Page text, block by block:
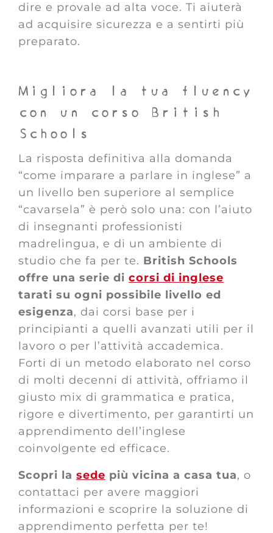
dire e provale ad alta voce. Ti aiuterà
ad acquisire sicurezza e a sentirti più
preparato.
Migliora la tua fluency
con un corso British
Schools
La risposta definitiva alla domanda
“come imparare a parlare in inglese” a
un livello ben superiore al semplice
“cavarsela” è però solo una: con l’aiuto
di insegnanti professionisti
madrelingua, e di un ambiente di
studio che fa per te. British Schools
offre una serie di corsi di inglese
tarati su ogni possibile livello ed
esigenza, dai corsi base per i
principianti a quelli avanzati utili per il
lavoro o per l’attività accademica.
Forti di un metodo elaborato nel corso
di molti decenni di attività, offriamo il
giusto mix di grammatica e pratica,
rigore e divertimento, per garantirti un
apprendimento dell’inglese
coinvolgente ed efficace.
Scopri la sede più vicina a casa tua, o
contattaci per avere maggiori
informazioni e scoprire la soluzione di
apprendimento perfetta per te!